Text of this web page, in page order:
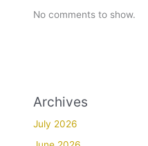
No comments to show.
Archives
July 2026